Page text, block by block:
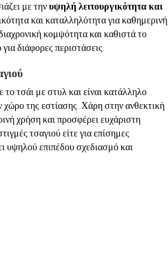
με τηνυψηλή λειτουργικότητα και
και καταλληλότητα για καθημερινή
κομψότητα και καθιστά το
διάφορες περιστάσεις.
το τσάι με στυλ και είναι κατάλληλο
της εστίασης. Χάρη στην ανθεκτική
χρήση και προσφέρει ευχάριστη
τσαγιού είτε για επίσημες
υψηλού επιπέδου σχεδιασμό και